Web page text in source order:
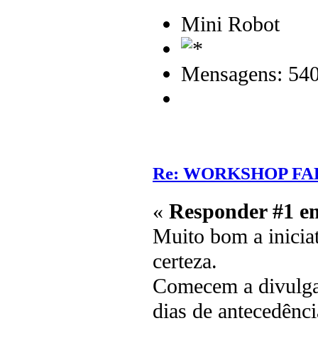
Mini Robot
Mensagens:
Re: WORKSHOP
« Responder #1
Muito bom a
certeza.
Comecem a
dias de